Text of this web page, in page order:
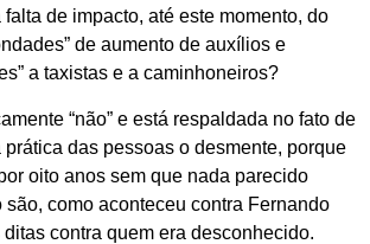
de impacto, até este momento, do
de aumento de auxílios e
a taxistas e a caminhoneiros?
“não” e está respaldada no fato de
das pessoas o desmente, porque
oito anos sem que nada parecido
são, como aconteceu contra Fernando
contra quem era desconhecido.